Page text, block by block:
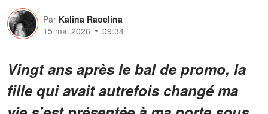
Par Kalina Raoelina
15 mai 2026
09:34
Vingt ans après le bal de promo, la
fille qui avait autrefois changé ma